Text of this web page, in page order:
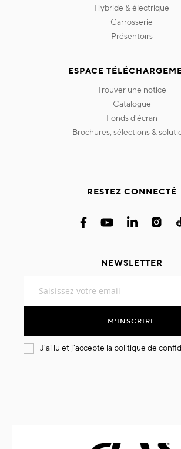
hybride & électrique
carrosserie
présentoirs
ESPACE
trouver une notice
catalogue
fonds d'écran
brochures, sélections &
RESTEZ CONNECTÉ
NEWSLETTER
notre
M'INSCRIRE
J'ai lu et j'accepte la politique de